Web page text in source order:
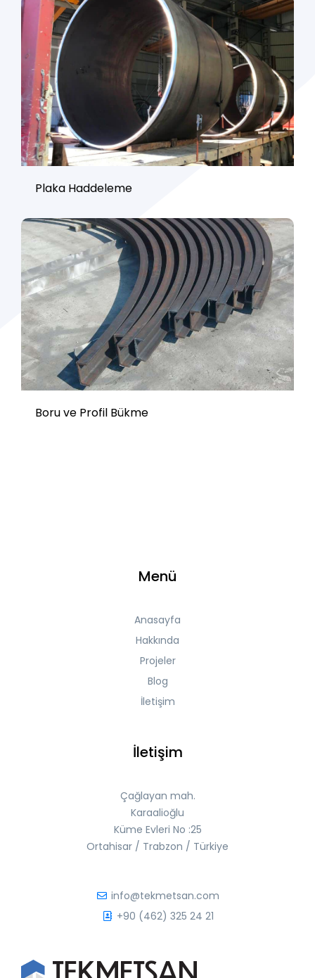
Plaka Haddeleme
Boru ve Profil Bükme
Menü
Anasayfa
Hakkında
Projeler
Blog
İletişim
İletişim
Çağlayan mah.
Karaalioğlu
Küme Evleri No :25
Ortahisar / Trabzon / Türkiye
info@tekmetsan.com
+90 (462) 325 24 21